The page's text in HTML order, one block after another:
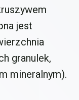
jest
granulek,
mineralnym).